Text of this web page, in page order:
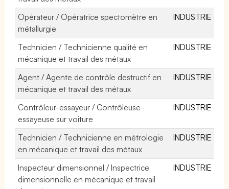
Opérateur / Opératrice spectomètre en
métallurgie
INDUSTRIE
Technicien / Technicienne qualité en
mécanique et travail des métaux
INDUSTRIE
Agent / Agente de contrôle destructif en
mécanique et travail des métaux
INDUSTRIE
Contrôleur-essayeur / Contrôleuse-
essayeuse sur voiture
INDUSTRIE
Technicien / Technicienne en métrologie
en mécanique et travail des métaux
INDUSTRIE
Inspecteur dimensionnel / Inspectrice
dimensionnelle en mécanique et travail
INDUSTRIE